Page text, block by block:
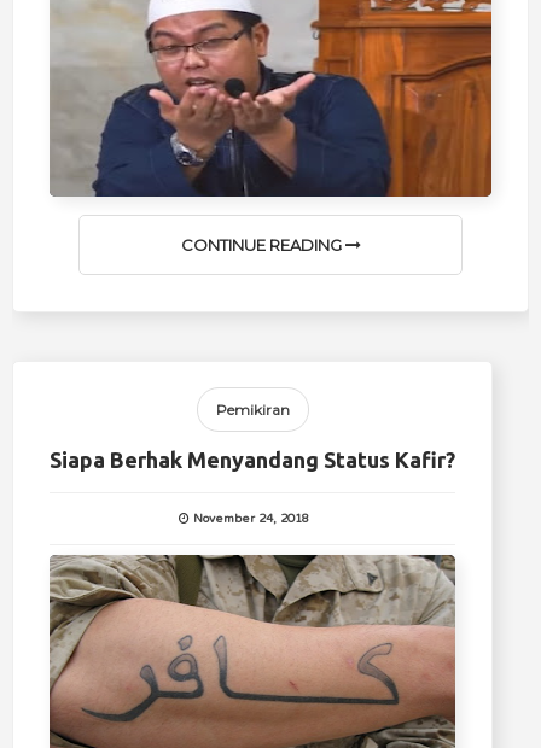
CONTINUE READING
Pemikiran
Siapa Berhak Menyandang Status Kafir?
November 24, 2018